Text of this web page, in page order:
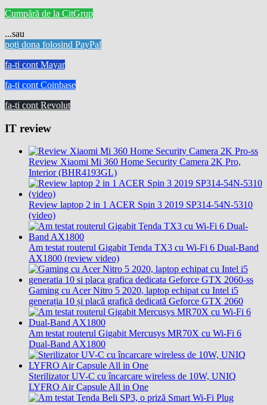
Cumpără de la CitGrup
...sau
poți dona folosind PayPal
fa-ti cont Mayar
fa-ti cont Coinbase
fa-ti cont Revolut
IT review
Review Xiaomi Mi 360 Home Security Camera 2K Pro,
Interior (BHR4193GL)
Review laptop 2 in 1 ACER Spin 3 2019 SP314-54N-5310
(video)
Am testat routerul Gigabit Tenda TX3 cu Wi-Fi 6 Dual-Band
AX1800 (review video)
Gaming cu Acer Nitro 5 2020, laptop echipat cu Intel i5
generația 10 și placă grafică dedicată Geforce GTX 2060
Am testat routerul Gigabit Mercusys MR70X cu Wi-Fi 6
Dual-Band AX1800
Sterilizator UV-C cu încarcare wireless de 10W, UNIQ
LYFRO Air Capsule All in One